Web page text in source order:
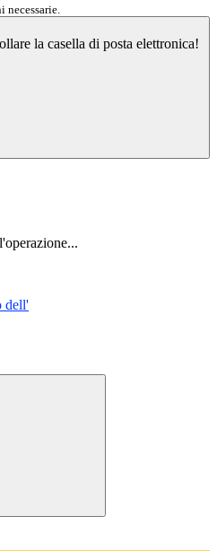
la casella di posta elettronica!